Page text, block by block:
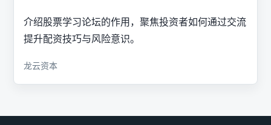
介绍股票学习论坛的作用，聚焦投资者如何通过交流
提升配资技巧与风险意识。
龙云资本